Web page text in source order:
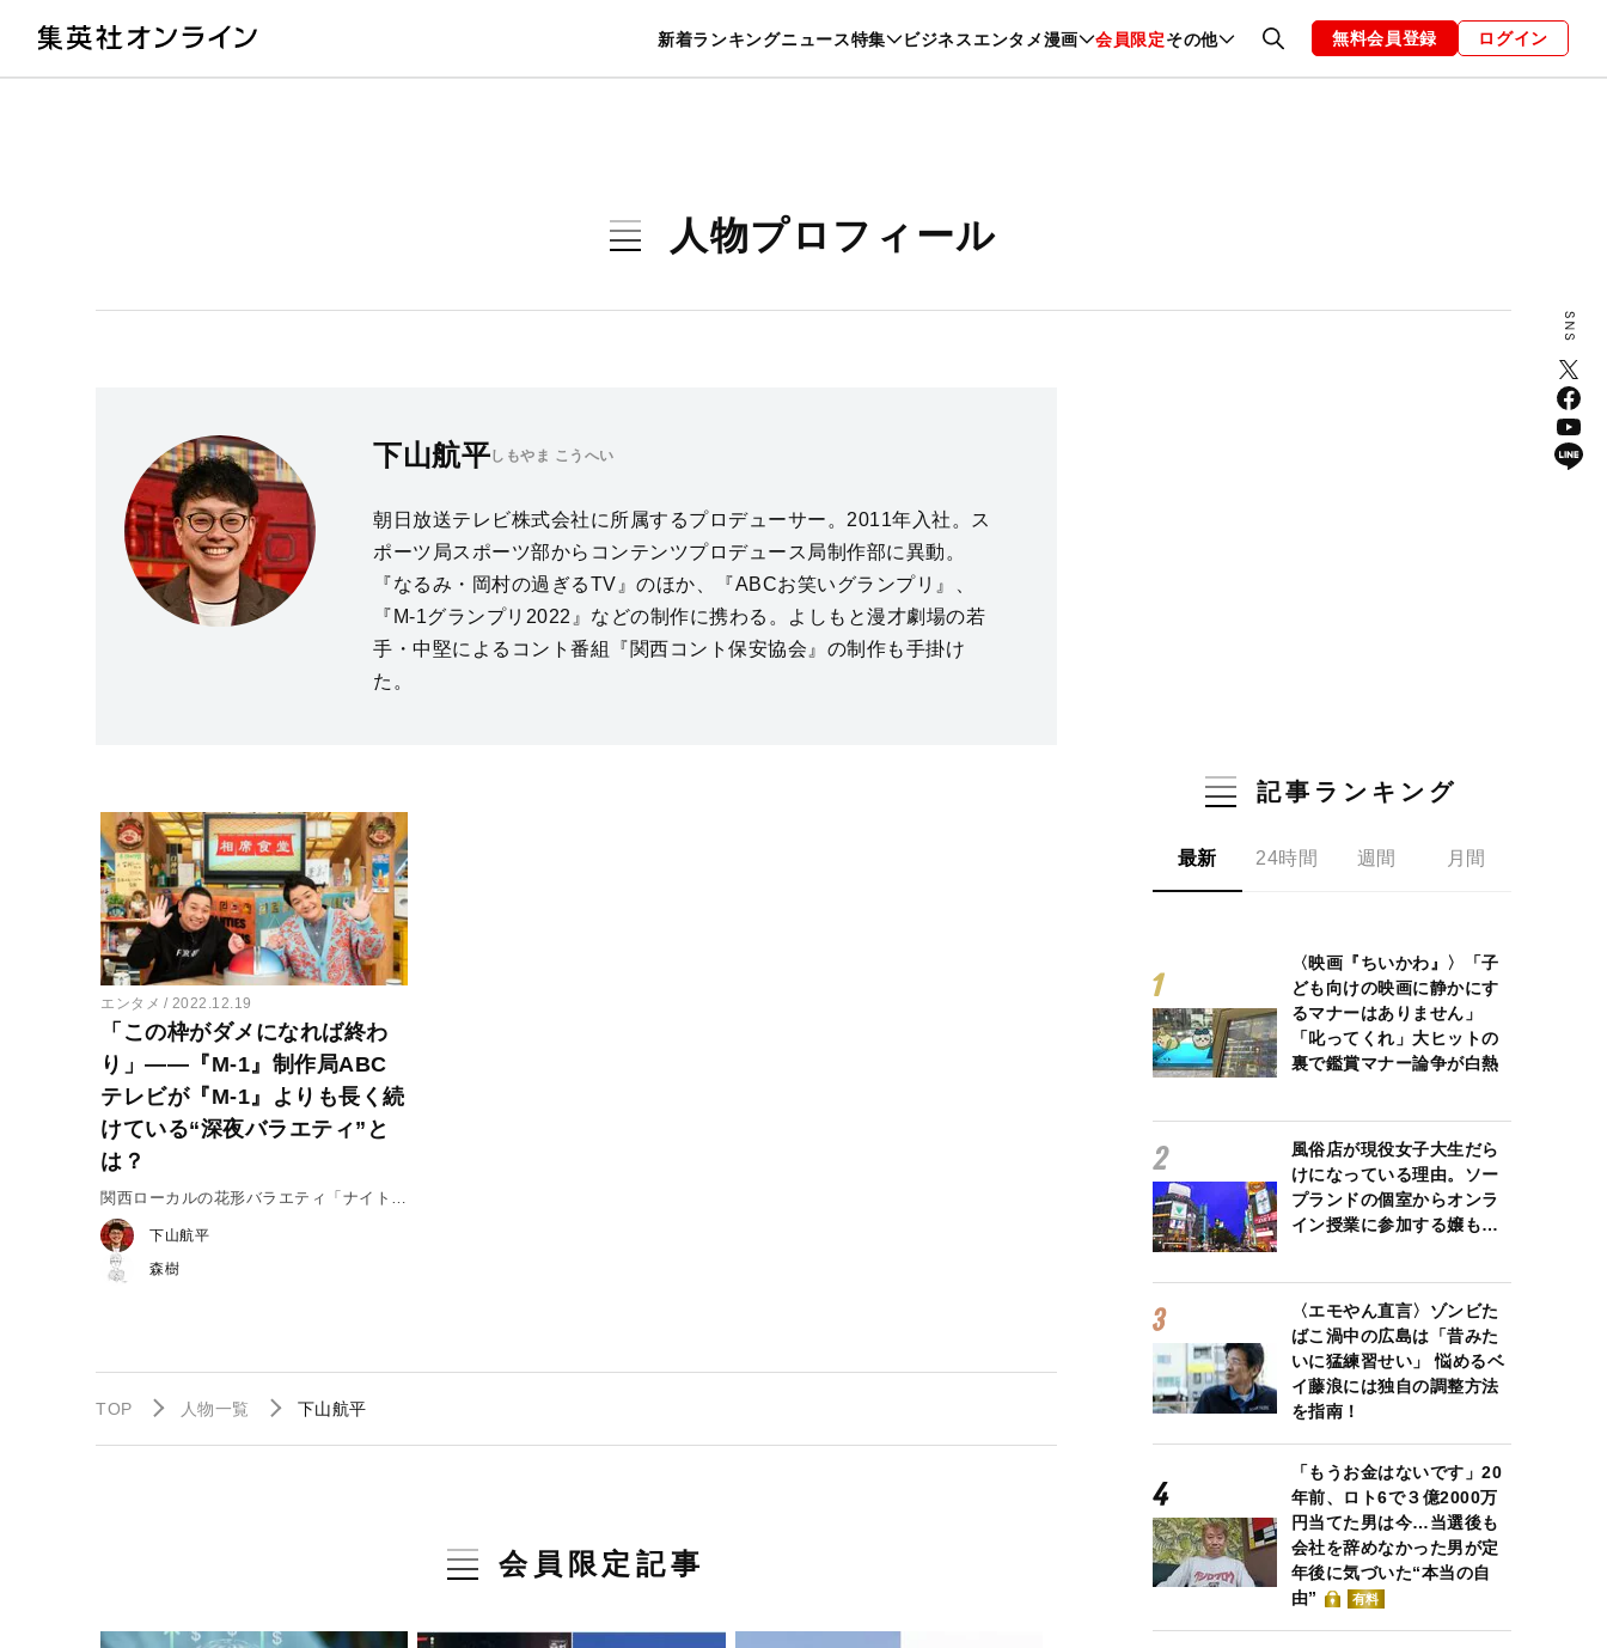
新着ランキングニュース特集 ビジネスエンタメ漫画 会員限定その他
暮らし スポーツ ヘルスケア 美容 グルメ ファッション 恋愛・結婚 編集部 お知らせ
無料会員登録 ログイン
人物プロフィール
下山航平しもやま こうへい
朝日放送テレビ株式会社に所属するプロデューサー。2011年入社。ス
ポーツ局スポーツ部からコンテンツプロデュース局制作部に異動。
『なるみ・岡村の過ぎるTV』のほか、『ABCお笑いグランプリ』、
『M-1グランプリ2022』などの制作に携わる。よしもと漫才劇場の若
手・中堅によるコント番組『関西コント保安協会』の制作も手掛け
た。
エンタメ 2022.12.19
「この枠がダメになれば終わ
り」――『M-1』制作局ABC
テレビが『M-1』よりも長く続
けている“深夜バラエティ”と
は？
関西ローカルの花形バラエティ「ナイトin
ナイト」の現状に迫る！
下山航平
森樹
TOP 人物一覧 下山航平
会員限定記事
記事ランキング
最新 24時間 週間 月間
〈映画『ちいかわ』〉「子
ども向けの映画に静かにす
るマナーはありません」
「叱ってくれ」大ヒットの
裏で鑑賞マナー論争が白熱
風俗店が現役女子大生だら
けになっている理由。ソー
プランドの個室からオンラ
イン授業に参加する嬢も…
〈エモやん直言〉ゾンビた
ばこ渦中の広島は「昔みた
いに猛練習せい」 悩めるベ
イ藤浪には独自の調整方法
を指南！
「もうお金はないです」20
年前、ロト6で３億2000万
円当てた男は今…当選後も
会社を辞めなかった男が定
年後に気づいた“本当の自
由”
有料